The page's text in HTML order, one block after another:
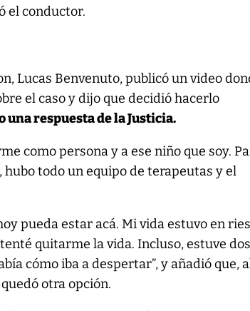
el conductor.
Lucas Benvenuto, publicó un video
el caso y dijo que decidió hacerlo
una respuesta de la Justicia.
como persona y a ese niño que soy.
todo un equipo de terapeutas y el
pueda estar acá. Mi vida estuvo en
quitarme la vida. Incluso, estuve dos
cómo iba a despertar”, y añadió que,
otra opción.